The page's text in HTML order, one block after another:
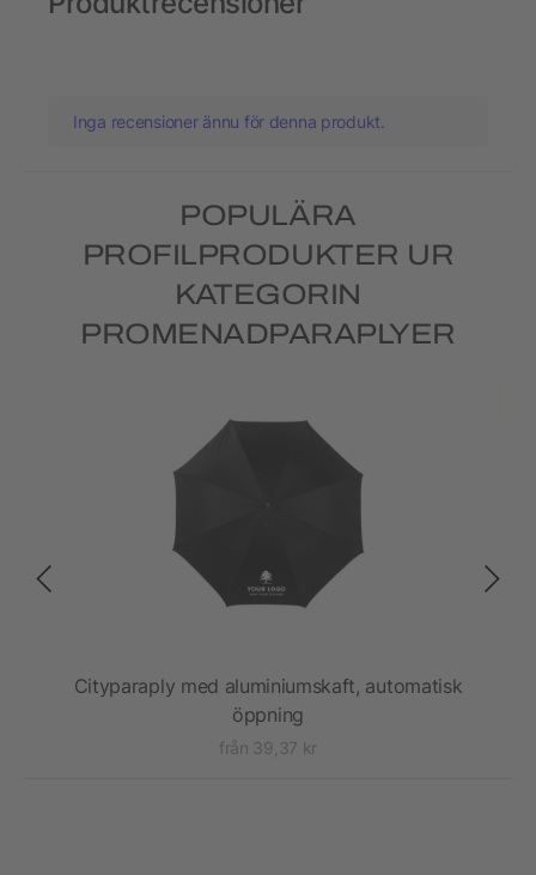
Inga recensioner ännu för denna produkt.
POPULÄRA
PROFILPRODUKTER UR
KATEGORIN
PROMENADPARAPLYER
Cityparaply med aluminiumskaft, automatisk
öppning
från 39,37 kr